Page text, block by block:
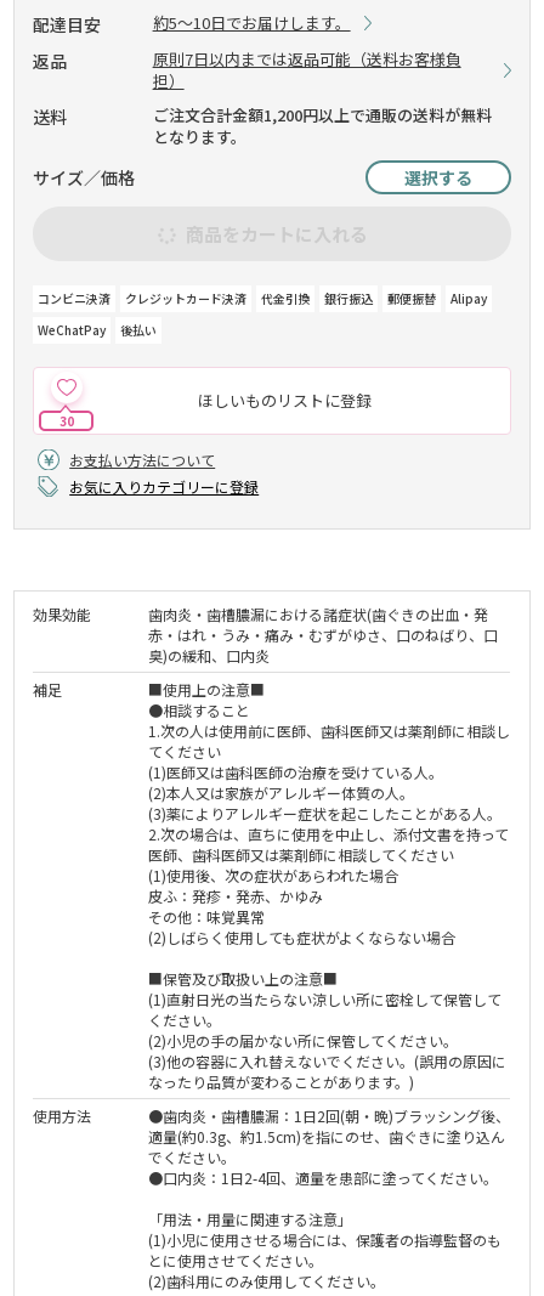
配達目安 約5～10日でお届けします。
返品
原則7日以内までは返品可能（送料お客様負
担）
送料
ご注文合計金額1,200円以上で通販の送料が無料
となります。
サイズ／価格 選択する
商品をカートに入れる
コンビニ決済 クレジットカード決済 代金引換 銀行振込 郵便振替
Alipay
WeChatPay
後払い
ほしいものリストに登録
30
お支払い方法について
お気に入りカテゴリーに登録
効果効能
歯肉炎・歯槽膿漏における諸症状(歯ぐきの出血・発
赤・はれ・うみ・痛み・むずがゆさ、口のねばり、口
臭)の緩和、口内炎
補足
■使用上の注意■
●相談すること
1.次の人は使用前に医師、歯科医師又は薬剤師に相談し
てください
(1)医師又は歯科医師の治療を受けている人。
(2)本人又は家族がアレルギー体質の人。
(3)薬によりアレルギー症状を起こしたことがある人。
2.次の場合は、直ちに使用を中止し、添付文書を持って
医師、歯科医師又は薬剤師に相談してください
(1)使用後、次の症状があらわれた場合
皮ふ：発疹・発赤、かゆみ
その他：味覚異常
(2)しばらく使用しても症状がよくならない場合
■保管及び取扱い上の注意■
(1)直射日光の当たらない涼しい所に密栓して保管して
ください。
(2)小児の手の届かない所に保管してください。
(3)他の容器に入れ替えないでください。(誤用の原因に
なったり品質が変わることがあります。)
使用方法
●歯肉炎・歯槽膿漏：1日2回(朝・晩)ブラッシング後、
適量(約0.3g、約1.5cm)を指にのせ、歯ぐきに塗り込ん
でください。
●口内炎：1日2-4回、適量を患部に塗ってください。
「用法・用量に関連する注意」
(1)小児に使用させる場合には、保護者の指導監督のも
とに使用させてください。
(2)歯科用にのみ使用してください。